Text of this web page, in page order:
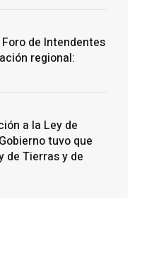
de Intendentes
regional:
a la Ley de
tuvo que
de Tierras y de